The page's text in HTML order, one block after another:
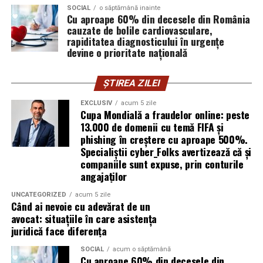
vigilența utilizatorului rămâne prima linie de apărare”,
explică Horațiu Șimon, Chief Technology Officer
cyber_Folks România.
Subiectul a fost semnalat și de FBI, care a inclus în
informările din ultima lună amenințările asociate
turneului, de la fraude online și furtul datelor până la
operațiuni de dezinformare.
Avertismentele publice s-au concentrat în principal
asupra fanilor și infrastructurii orașelor gazdă, însă
specialiștii atrag atenția că firmele pot fi afectate
inclusiv atunci când nu au nicio legătură directă cu
industria sportului, turismului sau vânzarea de bilete.
Atacurile sunt mai eficiente în contextul
evenimentelor globale
Campaniile de phishing asociate evenimentelor
SOCIAL o săptămână inainte
Cu aproape 60% din decesele din România
cauzate de bolile cardiovasculare,
rapiditatea diagnosticului în urgențe
devine o prioritate națională
ȘTIREA ZILEI
EXCLUSIV acum 5 zile
Cupa Mondială a fraudelor online: peste
13.000 de domenii cu temă FIFA și
phishing în creștere cu aproape 500%.
Specialiștii cyber_Folks avertizează că și
companiile sunt expuse, prin conturile
angajaților
UNCATEGORIZED acum 5 zile
Când ai nevoie cu adevărat de un
avocat: situațiile în care asistența
juridică face diferența
SOCIAL acum o săptămână